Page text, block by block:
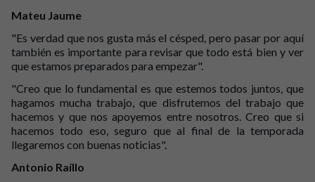
Mateu Jaume
"Es verdad que nos gusta más el césped, pero pasar por aquí
también es importante para revisar que todo está bien y ver
que estamos preparados para empezar".
"Creo que lo fundamental es que estemos todos juntos, que
hagamos mucha trabajo, que disfrutemos del trabajo que
hacemos y que nos apoyemos entre nosotros. Creo que si
hacemos todo eso, seguro que al final de la temporada
llegaremos con buenas noticias".
Antonio Raíllo